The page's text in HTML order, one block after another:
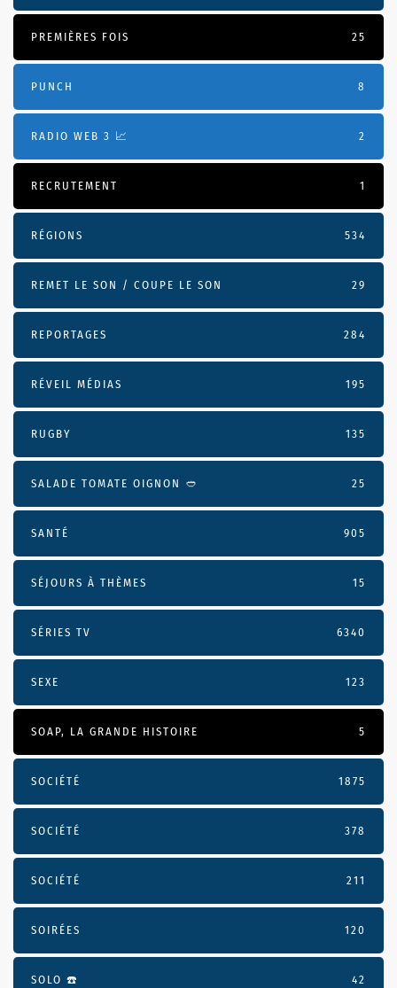
PREMIÈRES FOIS 25
PUNCH 8
RADIO WEB 3 📈 2
RECRUTEMENT 1
RÉGIONS 534
REMET LE SON / COUPE LE SON 29
REPORTAGES 284
RÉVEIL MÉDIAS 195
RUGBY 135
SALADE TOMATE OIGNON 🥙 25
SANTÉ 905
SÉJOURS À THÈMES 15
SÉRIES TV 6340
SEXE 123
SOAP, LA GRANDE HISTOIRE 5
SOCIÉTÉ 1875
SOCIÉTÉ 378
SOCIÉTÉ 211
SOIRÉES 120
SOLO ☎️ 42